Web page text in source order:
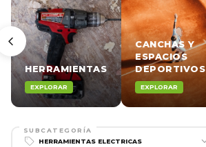
HERRAMIENTAS
EXPLORAR
CANCHAS Y
ESPACIOS
DEPORTIVOS
EXPLORAR
SUBCATEGORÍA